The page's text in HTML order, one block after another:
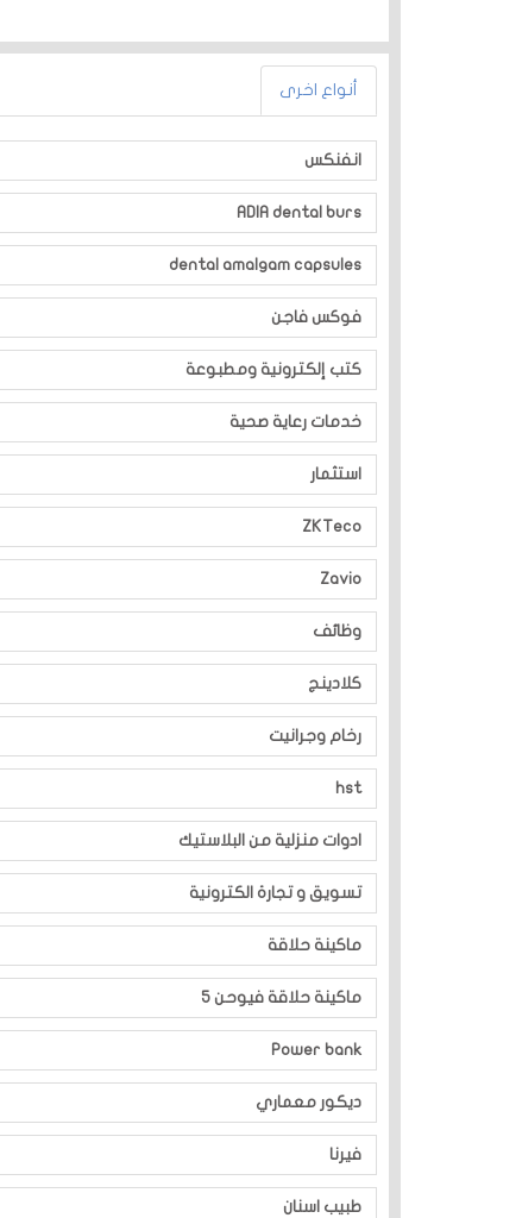
أنواع اخرى
انفنكس
ADIA dental burs
dental amalgam capsules
فوكس فاجن
كتب إلكترونية ومطبوعة
خدمات رعاية صحية
استثمار
ZKTeco
Zavio
وظائف
كلادينج
رخام وجرانيت
hst
ادوات منزلية من البلاستيك
تسويق و تجارة الكترونية
ماكينة حلاقة
ماكينة حلاقة فيوحن 5
Power bank
ديكور معماري
فيرنا
طبيب اسنان